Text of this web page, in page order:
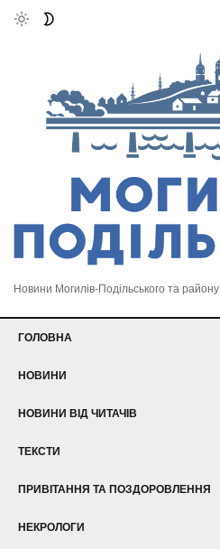
Новини Могилів-Подільського та району
ГОЛОВНА
НОВИНИ
НОВИНИ ВІД ЧИТАЧІВ
ТЕКСТИ
ПРИВІТАННЯ ТА ПОЗДОРОВЛЕННЯ
НЕКРОЛОГИ